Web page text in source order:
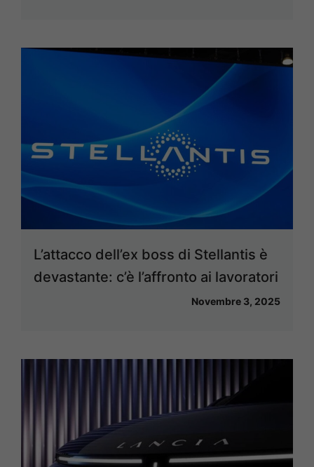
L’attacco dell’ex boss di Stellantis è
devastante: c’è l’affronto ai lavoratori
Novembre 3, 2025